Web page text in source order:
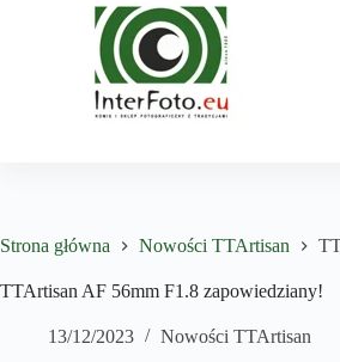
Strona główna Nowości TTArtisan
TTArtisan AF 56mm F1.8 zapowiedziany!
13/12/2023 Nowości TTArtisan